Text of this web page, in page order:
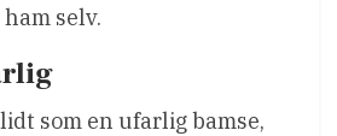
selv.
som en ufarlig bamse,